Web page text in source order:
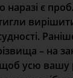
наразі є
– на
щоб усю